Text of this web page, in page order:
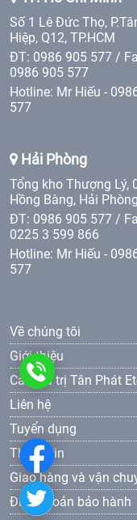
Số 1 Lê Đức Thọ,
Hiệp, Q12, TP.HCM
ĐT: 0986 905 577 /
0986 905 577
Hotline: Mr Hiếu -
577
Hải Phòng
Tổng kho Thượng Lý,
Hồng Bàng, Hải Phòng
ĐT: 0986 905 577 /
0225 3 599 866
Hotline: Mr Hiếu -
577
Về chúng tôi
Giới thiệu
Các giá trị Tân Phát
Liên hệ
Tuyển dụng
Thông tin
Giao hàng và vận
Điều khoản bảo hành
0986
577